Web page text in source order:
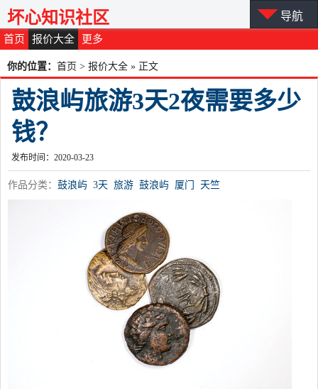
首页 报价大全 更多
坏心知识社区 导航
你的位置： 首页 > 报价大全 » 正文
鼓浪屿旅游3天2夜需要多少
钱？
发布时间：2020-03-23
作品分类： 鼓浪屿 3天 旅游 鼓浪屿 厦门 天竺